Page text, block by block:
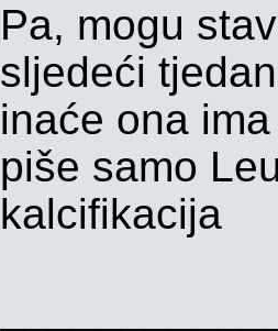
Pa, mogu
sljedeći
inaće ona
piše samo
kalcifikacija